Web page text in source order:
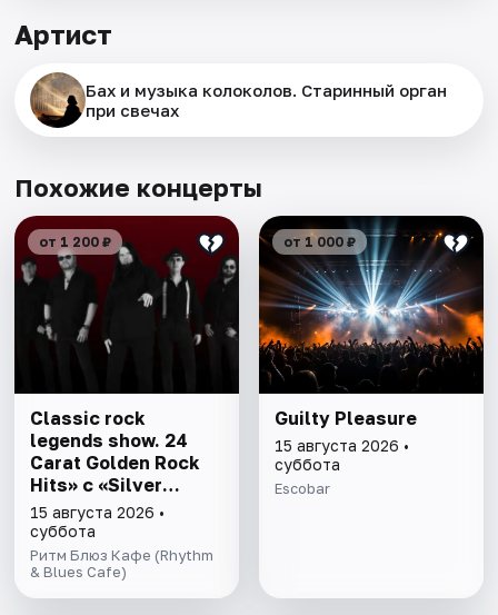
Артист
Бах и музыка колоколов. Старинный орган
при свечах
Похожие концерты
от 1 200 ₽
Classic rock
legends show. 24
Carat Golden Rock
Hits» c «Silver
Machine»
15 августа 2026 •
суббота
Ритм Блюз Кафе (Rhythm
& Blues Cafe)
от 1 000 ₽
Guilty Pleasure
15 августа 2026 •
суббота
Escobar